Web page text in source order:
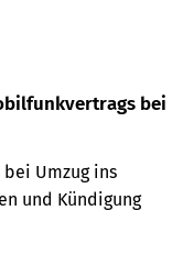
bei
Umzug ins
und Kündigung